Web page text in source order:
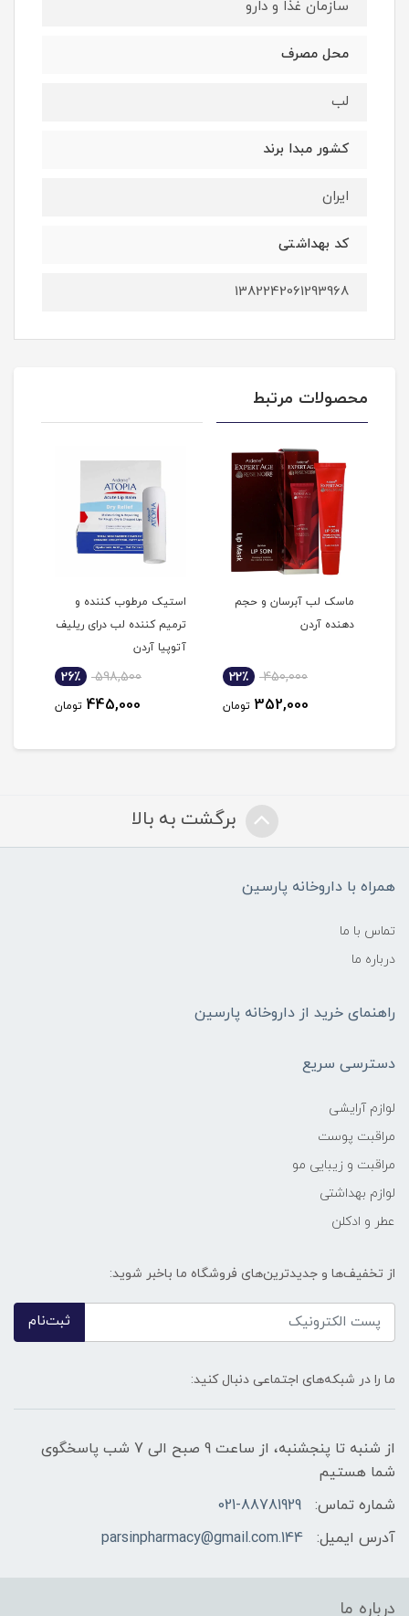
سازمان غذا و دارو
محل مصرف
لب
کشور مبدا برند
ایران
کد بهداشتی
1382242061293968
محصولات مرتبط
ماسک لب آبرسان و حجم
دهنده آردن
450,000 22٪
352,000 تومان
استیک مرطوب کننده و
ترمیم کننده لب درای ریلیف
آتوپیا آردن
598,500 26٪
445,000 تومان
برگشت به بالا
همراه با داروخانه پارسین
تماس با ما
درباره ما
راهنمای خرید از داروخانه پارسین
دسترسی سریع
لوازم آرایشی
مراقبت پوست
مراقبت و زیبایی مو
لوازم بهداشتی
عطر و ادکلن
از تخفیف‌ها و جدیدترین‌های فروشگاه ما باخبر شوید:
ثبت‌نام
ما را در شبکه‌های اجتماعی دنبال کنید:
از شنبه تا پنجشنبه، از ساعت 9 صبح الی 7 شب پاسخگوی
شما هستیم
شماره تماس:
021-88781929
آدرس ایمیل:
144.parsinpharmacy@gmail.com
درباره ما